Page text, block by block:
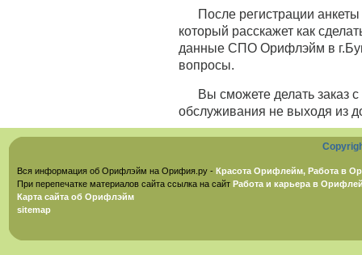
После регистрации
который расскажет как
данные СПО Орифлэйм в
вопросы.
Вы сможете делать заказ
обслуживания не выходя из
Вся информация об Орифлэйм на Орифия.ру - Красота Орифлейм, Работа в
При перепечатке материалов сайта ссылка на сайт Работа и карьера в
Карта сайта об Орифлэйм
sitemap